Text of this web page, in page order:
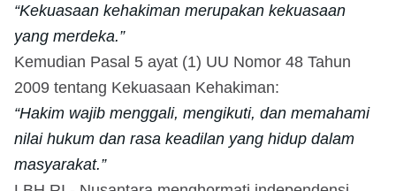
“Kekuasaan kehakiman merupakan kekuasaan
yang merdeka.”
Kemudian Pasal 5 ayat (1) UU Nomor 48 Tahun
2009 tentang Kekuasaan Kehakiman:
“Hakim wajib menggali, mengikuti, dan memahami
nilai hukum dan rasa keadilan yang hidup dalam
masyarakat.”